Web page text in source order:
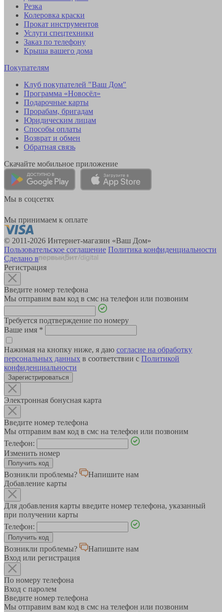
Резка
Колеровка краски
Прокат инструментов
Услуги спецтехники
Заказ по телефону
Крыша вашего дома
Покупателям
Клуб покупателей "Ваш Дом"
Программа «Новосёл»
Подарочные карты
Прорабам, бригадам
Юридическим лицам
Способы оплаты
Возврат и обмен
Обратная связь
Скачайте мобильное приложение
Мы в соцсетях
Мы принимаем к оплате
© 2011-2026 Интернет-магазин «Ваш Дом»
Пользовательское соглашение Политика конфиденциальности
Сделано в
Регистрация
Введите номер телефона
Мы отправим вам код в смс на телефон или позвоним
Требуется подтверждение по номеру
Ваше имя *
Нажимая на кнопку ниже, я даю согласие на обработку
персональных данных в соответствии с Политикой
конфиденциальности
Зарегистрироваться
Электронная бонусная карта
Введите номер телефона
Мы отправим вам код в смс на телефон или позвоним
Телефон:
Изменить номер
Возникли проблемы?
Напишите нам
Добавление карты
Для добавления карты введите номер телефона, указанный
при получении карты
Телефон:
Возникли проблемы?
Напишите нам
Вход или регистрация
По номеру телефона
Вход с паролем
Введите номер телефона
Мы отправим вам код в смс на телефон или позвоним